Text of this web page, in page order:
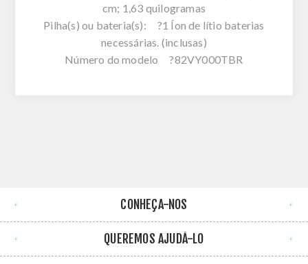
cm; 1,63 quilogramas
Pilha(s) ou bateria(s): ?1 Íon de lítio baterias
necessárias. (inclusas)
Número do modelo ?82VY000TBR
CONHEÇA-NOS
QUEREMOS AJUDÁ-LO